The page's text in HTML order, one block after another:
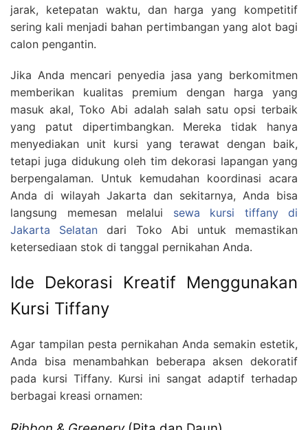
jarak, ketepatan waktu, dan harga yang kompetitif
sering kali menjadi bahan pertimbangan yang alot bagi
calon pengantin.
Jika Anda mencari penyedia jasa yang berkomitmen
memberikan kualitas premium dengan harga yang
masuk akal, Toko Abi adalah salah satu opsi terbaik
yang patut dipertimbangkan. Mereka tidak hanya
menyediakan unit kursi yang terawat dengan baik,
tetapi juga didukung oleh tim dekorasi lapangan yang
berpengalaman. Untuk kemudahan koordinasi acara
Anda di wilayah Jakarta dan sekitarnya, Anda bisa
langsung memesan melalui sewa kursi tiffany di
Jakarta Selatan dari Toko Abi untuk memastikan
ketersediaan stok di tanggal pernikahan Anda.
Ide Dekorasi Kreatif Menggunakan
Kursi Tiffany
Agar tampilan pesta pernikahan Anda semakin estetik,
Anda bisa menambahkan beberapa aksen dekoratif
pada kursi Tiffany. Kursi ini sangat adaptif terhadap
berbagai kreasi ornamen: